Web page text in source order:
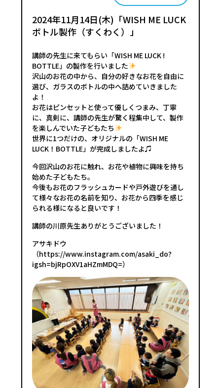
2024年11月14日(木)「WISH ME LUCK
ボトル製作（すくわく）」
講師の先生に来てもらい「WISH ME LUCK !
BOTTLE」の製作を行いました
沢山のお花の中から、自分の好きなお花を自由に
選び、ガラスのボトルの中へ詰めていきました
よ！
お花はピンセットと使って優しくつまみ、丁寧
に、真剣に、講師の先生が驚く程集中して、製作
を楽しんでいた子どもたち
世界に1つだけの、オリジナルの「WISH ME
LUCK！BOTTLE」が完成しましたよ♫
今回沢山のお花に触れ、お花や植物に興味を持ち
始めた子どもたち。
今後もお花のフラッシュカードや戸外遊びを通し
て様々なお花の名前を知り、お花から四季を感じ
られる様になると良いです！
講師の川原先生ありがとうございました！
アサキドウ
（https://www.instagram.com/asaki_do?
igsh=bjRpOXV1aHZmMDQ=）